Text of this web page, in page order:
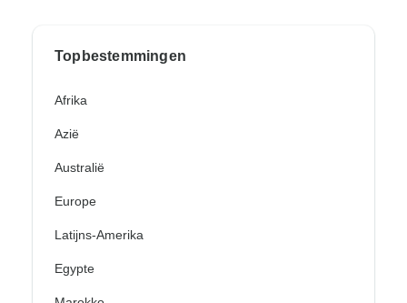
Topbestemmingen
Afrika
Azië
Australië
Europe
Latijns-Amerika
Egypte